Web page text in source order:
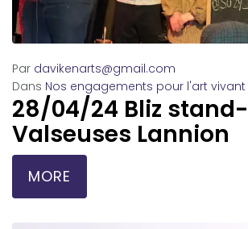
Par davikenarts@gmail.com
Dans Nos engagements pour l'art vivant
28/04/24 Bliz
Valseuses Lannion
MORE